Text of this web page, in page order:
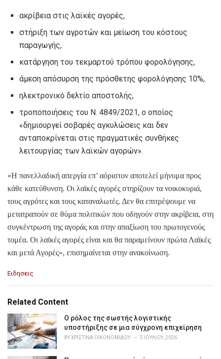
ακρίβεια στις λαϊκές αγορές,
στήριξη των αγροτών και μείωση του κόστους
παραγωγής,
κατάργηση του τεκμαρτού τρόπου φορολόγησης,
άμεση απόσυρση της πρόσθετης φορολόγησης 10%,
ηλεκτρονικό δελτίο αποστολής,
τροποποιήσεις του Ν. 4849/2021, ο οποίος
«δημιουργεί σοβαρές αγκυλώσεις και δεν
ανταποκρίνεται στις πραγματικές συνθήκες
λειτουργίας των λαϊκών αγορών».
«Η πανελλαδική απεργία επ’ αόριστον αποτελεί μήνυμα προς
κάθε κατεύθυνση. Οι λαϊκές αγορές στηρίζουν τα νοικοκυριά,
τους αγρότες και τους καταναλωτές. Δεν θα επιτρέψουμε να
μετατραπούν σε θύμα πολιτικών που οδηγούν στην ακρίβεια, στη
συγκέντρωση της αγοράς και στην απαξίωση του πρωτογενούς
τομέα. Οι λαϊκές αγορές είναι και θα παραμείνουν πρώτα Λαϊκές
και μετά Αγορές», επισημαίνεται στην ανακοίνωση.
C
e
o
r
i
e
Ειδησεις
Related Content
Ο ρόλος της σωστής λογιστικής
υποστήριξης σε μια σύγχρονη επιχείρηση
BYΧΡΙΣΤΊΝΑ ΟΙΚΟΝΟΜΊΔΟΥ 5 ΙΟΥΛΊΟΥ, 2026